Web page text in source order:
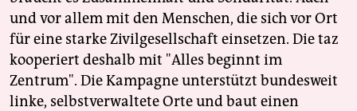
und vor allem mit den Menschen, die sich vor Ort
für eine starke Zivilgesellschaft einsetzen. Die taz
kooperiert deshalb mit "Alles beginnt im
Zentrum". Die Kampagne unterstützt bundesweit
linke, selbstverwaltete Orte und baut einen